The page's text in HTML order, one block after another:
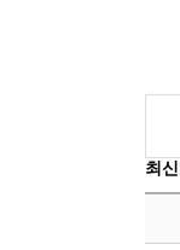
최신